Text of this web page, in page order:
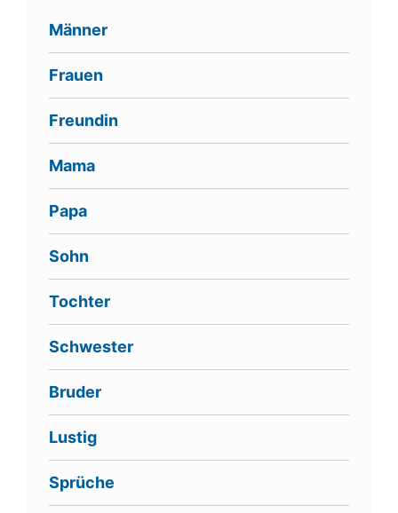
Männer
Frauen
Freundin
Mama
Papa
Sohn
Tochter
Schwester
Bruder
Lustig
Sprüche